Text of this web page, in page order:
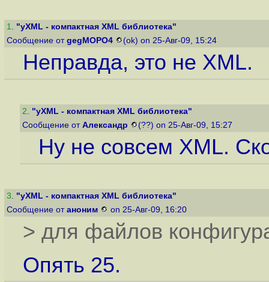
1. "yXML - компактная XML библиотека"
Сообщение от gegMOPO4 (ok) on 25-Авг-09, 15:24
Неправда, это не XML.
2. "yXML - компактная XML библиотека"
Сообщение от Александр (??) on 25-Авг-09, 15:27
Ну не совсем XML.
3. "yXML - компактная XML библиотека"
Сообщение от аноним on 25-Авг-09, 16:20
> для файлов
Опять 25.